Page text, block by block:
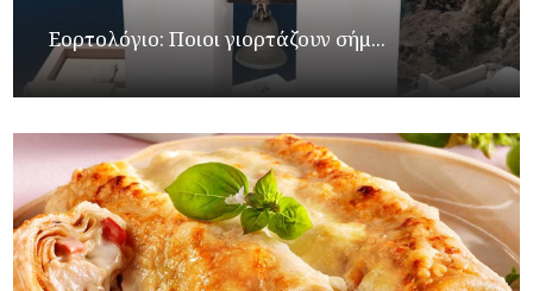
Εορτολόγιο: Ποιοι γιορτάζουν σήμ...